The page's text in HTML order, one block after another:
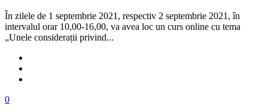
În zilele de 1 septembrie 2021, respectiv 2 septembrie 2021, în
intervalul orar 10,00-16,00, va avea loc un curs online cu tema
„Unele considerații privind...
0